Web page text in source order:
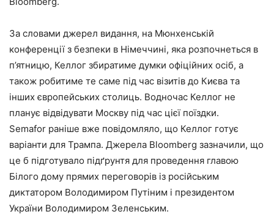
За словами джерел видання, на Мюнхенській
конференції з безпеки в Німеччині, яка розпочнеться в
п’ятницю, Келлог збиратиме думки офіційних осіб, а
також робитиме те саме під час візитів до Києва та
інших європейських столиць. Водночас Келлог не
планує відвідувати Москву під час цієї поїздки.
Semafor раніше вже повідомляло, що Келлог готує
варіанти для Трампа. Джерела Bloomberg зазначили, що
це б підготувало підґрунтя для проведення главою
Білого дому прямих переговорів із російським
диктатором Володимиром Путіним і президентом
України Володимиром Зеленським.